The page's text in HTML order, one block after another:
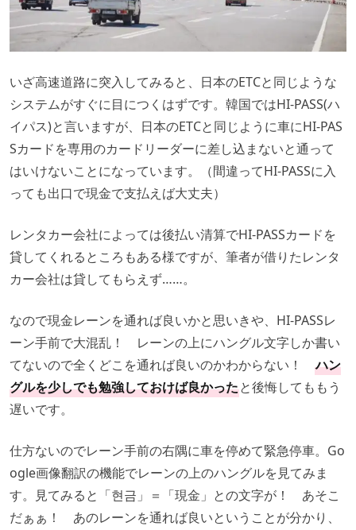
いざ高速道路に突入してみると、日本のETCと同じような
システムがすぐに目につくはずです。韓国ではHI-PASS(ハ
イパス)と言いますが、日本のETCと同じように車にHI-PAS
Sカードを専用のカードリーダーに差し込まないと通って
はいけないことになっています。（間違ってHI-PASSに入
っても出口で現金で支払えば大丈夫）
レンタカー会社によっては後払い清算でHI-PASSカードを
貸してくれるところもある様ですが、筆者が借りたレンタ
カー会社は貸してもらえず……。
なので現金レーンを通れば良いかと思いきや、HI-PASSレ
ーン手前で大混乱！ レーンの上にハングル文字しか書い
てないので全くどこを通れば良いのかわからない！ ハン
グルを少しでも勉強しておけば良かったと後悔してももう
遅いです。
仕方ないのでレーン手前の右隅に車を停めて緊急停車。Go
ogle画像翻訳の機能でレーンの上のハングルを見てみま
す。見てみると「현금」＝「現金」との文字が！ あそこ
だぁぁ！ あのレーンを通れば良いということが分かり、